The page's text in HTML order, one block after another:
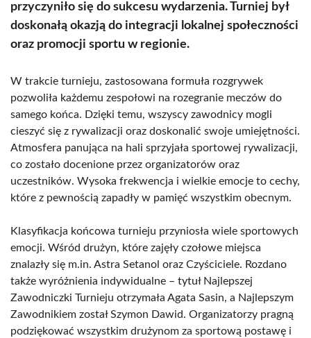
przyczyniło się do sukcesu wydarzenia. Turniej był
doskonałą okazją do integracji lokalnej społeczności
oraz promocji sportu w regionie.
W trakcie turnieju, zastosowana formuła rozgrywek
pozwoliła każdemu zespołowi na rozegranie meczów do
samego końca. Dzięki temu, wszyscy zawodnicy mogli
cieszyć się z rywalizacji oraz doskonalić swoje umiejętności.
Atmosfera panująca na hali sprzyjała sportowej rywalizacji,
co zostało docenione przez organizatorów oraz
uczestników. Wysoka frekwencja i wielkie emocje to cechy,
które z pewnością zapadły w pamięć wszystkim obecnym.
Klasyfikacja końcowa turnieju przyniosła wiele sportowych
emocji. Wśród drużyn, które zajęły czołowe miejsca
znalazły się m.in. Astra Setanol oraz Czyściciele. Rozdano
także wyróżnienia indywidualne – tytuł Najlepszej
Zawodniczki Turnieju otrzymała Agata Sasin, a Najlepszym
Zawodnikiem został Szymon Dawid. Organizatorzy pragną
podziękować wszystkim drużynom za sportową postawę i